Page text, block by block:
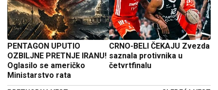
PENTAGON UPUTIO
OZBILJNE PRETNJE IRANU!
Oglasilo se američko
Ministarstvo rata
CRNO-BELI ČEKAJU Zvezda
saznala protivnika u
četvrtfinalu